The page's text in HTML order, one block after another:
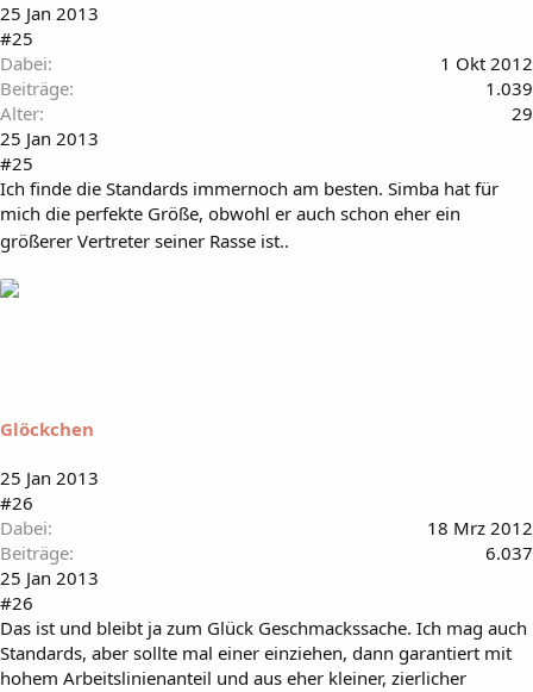
25 Jan 2013
#25
Dabei
1 Okt 2012
Beiträge
1.039
Alter
29
25 Jan 2013
#25
Ich finde die Standards immernoch am besten. Simba hat für
mich die perfekte Größe, obwohl er auch schon eher ein
größerer Vertreter seiner Rasse ist..
Glöckchen
25 Jan 2013
#26
Dabei
18 Mrz 2012
Beiträge
6.037
25 Jan 2013
#26
Das ist und bleibt ja zum Glück Geschmackssache. Ich mag auch
Standards, aber sollte mal einer einziehen, dann garantiert mit
hohem Arbeitslinienanteil und aus eher kleiner, zierlicher